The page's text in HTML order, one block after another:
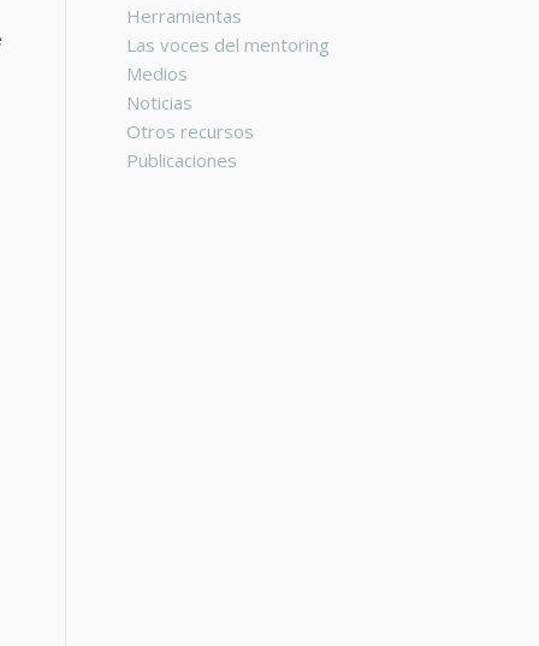
Herramientas
Las voces del mentoring
Medios
Noticias
Otros recursos
Publicaciones